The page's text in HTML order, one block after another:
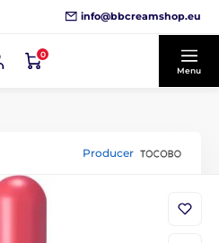
info@bbcreamshop.eu
0
Menu
Producer